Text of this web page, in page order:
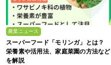
農業ニュース
スーパーフード「モリンガ」とは？
栄養素や活用法、家庭菜園の方法など
を解説